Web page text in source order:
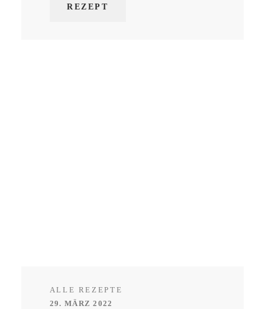
REZEPT
ALLE REZEPTE
29. MÄRZ 2022